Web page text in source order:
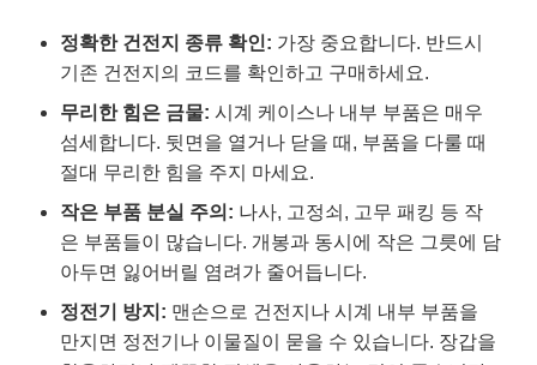
정확한 건전지 종류 확인: 가장 중요합니다. 반드시
기존 건전지의 코드를 확인하고 구매하세요.
무리한 힘은 금물: 시계 케이스나 내부 부품은 매우
섬세합니다. 뒷면을 열거나 닫을 때, 부품을 다룰 때
절대 무리한 힘을 주지 마세요.
작은 부품 분실 주의: 나사, 고정쇠, 고무 패킹 등 작
은 부품들이 많습니다. 개봉과 동시에 작은 그릇에 담
아두면 잃어버릴 염려가 줄어듭니다.
정전기 방지: 맨손으로 건전지나 시계 내부 부품을
만지면 정전기나 이물질이 묻을 수 있습니다. 장갑을